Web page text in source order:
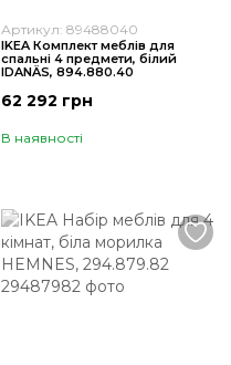
Артикул: 89488040
IKEA Комплект меблів для
спальні 4 предмети, білий
IDANÄS, 894.880.40
62 292 грн
В наявності